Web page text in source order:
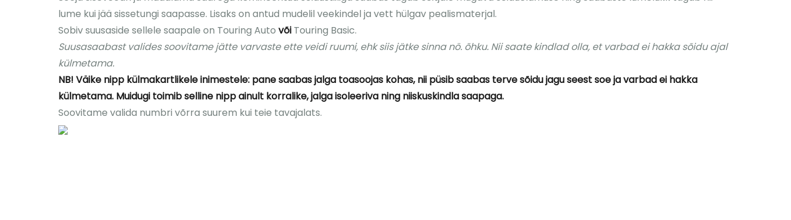
lume kui jää sissetungi saapasse. Lisaks on antud mudelil veekindel ja vett hülgav pealismaterjal.
Sobiv suusaside sellele saapale on Touring Auto või Touring Basic.
Suusasaabast valides soovitame jätte varvaste ette veidi ruumi, ehk siis jätke sinna nö. õhku. Nii saate kindlad olla, et varbad ei hakka sõidu ajal
külmetama.
NB! Väike nipp külmakartlikele inimestele: pane saabas jalga toasoojas kohas, nii püsib saabas terve sõidu jagu seest soe ja varbad ei hakka
külmetama. Muidugi toimib selline nipp ainult korralike, jalga isoleeriva ning niiskuskindla saapaga.
Soovitame valida numbri võrra suurem kui teie tavajalats.